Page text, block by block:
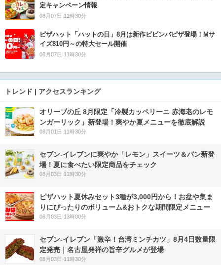
定キャンペーン情報
08月07日 11時30分
ピザハット「ハットの日」8月は新作ビビンバピザ登場！Mサ
イズ810円～の特大セール開催
08月07日 11時30分
トレンド | アクセスランキング
オリーブの丘 8月限定「冷製カッペリーニ 赤海老のレモ
ンガーリック」新登場！爽やか夏メニューを徹底解説
08月01日 11時30分
セブン‐イレブンに爽やか「レモン」スイーツ＆パン新登
場！夏に食べたい限定商品をチェック
08月03日 11時30分
ピザハット夏休みセット3種が3,000円から！お盆や集ま
りにぴったりのボリューム&おトクな期間限定メニュー
08月03日 13時00分
セブン-イレブン「激辛！台湾ミンチカツ」8月4日数量限
定発売｜名古屋発祥の旨辛グルメが登場
08月03日 11時30分